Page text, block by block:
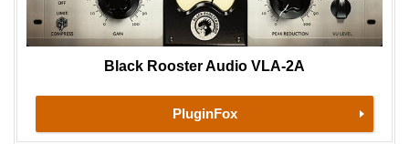
Black Rooster Audio VLA-2A
PluginFox